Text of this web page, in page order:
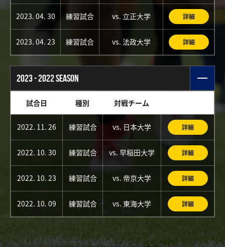
2023. 04. 30 練習試合 vs. 立正大学 詳細
2023. 04. 23 練習試合 vs. 法政大学 詳細
2023 - 2022 SEASON
試合日 種別 対戦チーム
2022. 11. 26 練習試合 vs. 日本大学 詳細
2022. 10. 30 練習試合 vs. 早稲田大学 詳細
2022. 10. 23 練習試合 vs. 帝京大学 詳細
2022. 10. 09 練習試合 vs. 東海大学 詳細